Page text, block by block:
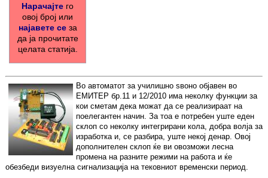
Нарачајте го
овој број или
најавете сеза
да ја прочитате
целата статија.
Во автоматот за училишно ѕвоно објавен во
ЕМИТЕР бр.11 и 12/2010 има неколку функции за
кои сметам дека можат да се реализираат на
поелегантен начин. За тоа е потребен уште еден
склоп со неколку интегрирани кола, добра волја за
изработка и, се разбира, уште некој денар. Овој
дополнителен склоп ќе ви овозможи лесна
промена на разните режими на работа и ќе
обезбеди визуелна сигнализација на тековниот временски период.